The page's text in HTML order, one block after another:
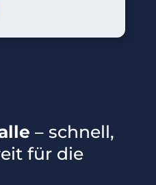
– schnell,
für die